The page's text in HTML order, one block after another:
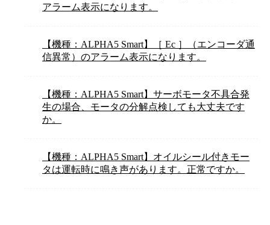
アラーム表示になります。
【機種：ALPHA5 Smart】［ Ec ］（エンコーダ通
信異常）のアラーム表示になります。
【機種：ALPHA5 Smart】サーボモータ不具合発
生の場合、モータの分解点検しても大丈夫です
か。
【機種：ALPHA5 Smart】オイルシール付きモー
タは運転時に鳴き声があります。正常ですか。